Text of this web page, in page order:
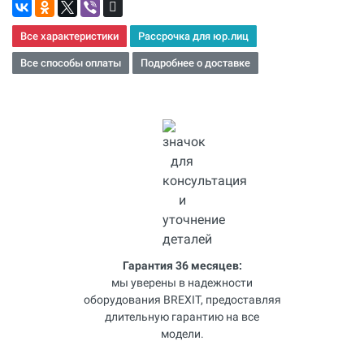
Все характеристики Рассрочка для юр.лиц
Все способы оплаты Подробнее о доставке
Гарантия 36 месяцев:
мы уверены в надежности
оборудования BREXIT, предоставляя
длительную гарантию на все
модели.